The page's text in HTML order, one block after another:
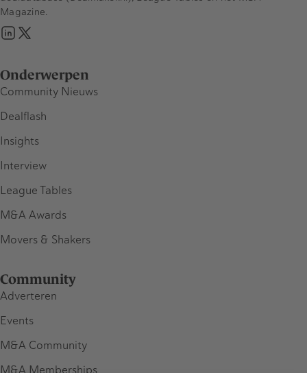
Onderwerpen
Community Nieuws
Dealflash
Insights
Interview
League Tables
M&A Awards
Movers & Shakers
Community
Adverteren
Events
M&A Community
M&A Memberships
Magazine.